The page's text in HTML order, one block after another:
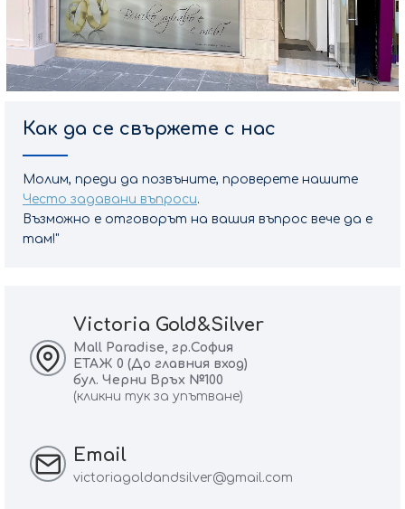
Как да се свържете с нас
Молим, преди да позвъните, проверете нашите
Често задавани въпроси.
Възможно е отговорът на вашия въпрос вече да е
там!"
Victoria Gold&Silver
Mall Paradise, гр.София
ЕТАЖ 0 (До главния вход)
бул. Черни Връх №100
(кликни тук за упътване)
Email
victoriagoldandsilver@gmail.com